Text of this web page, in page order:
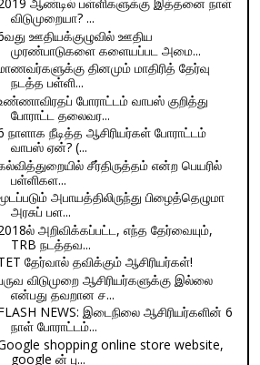
விடுமுறையா? ...
ஊதியக்குழுவில் ஊதிய
முரண்பாடுகளை களையப்பட அமை...
தினமும் மாதிரித் தேர்வு
நடத்த பள்ளி...
போராட்டம் வாபஸ் குறித்து
போராட்ட தலைவர...
நாளாக நீடித்த ஆசிரியர்கள் போராட்டம்
வாபஸ் ஏன்? (...
சீர்திருத்தம் என்ற பெயரில்
பள்ளிகள...
அபாயத்திலிருந்து பிழைத்தெழுமா
அரசுப் பள...
அறிவிக்கப்பட்ட, எந்த தேர்வையும்,
TRB நடத்தவ...
தேர்வால் தவிக்கும் ஆசிரியர்கள்!
விடுமுறை ஆசிரியர்களுக்கு இல்லை
என்பது தவறான ச...
NEWS: இடைநிலை ஆசிரியர்களின் 6
நாள் போராட்டம்...
shopping online store website,
google ன் பு...